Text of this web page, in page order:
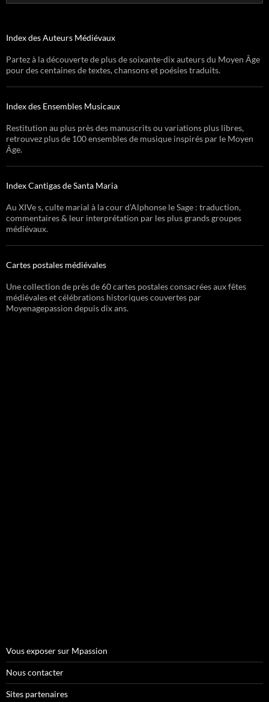
Index des Auteurs Médiévaux
Partez à la découverte de plus de soixante-dix auteurs du Moyen Âge
pour des centaines de textes, chansons et poésies traduits.
Index des Ensembles Musicaux
Restitution au plus près des manuscrits ou variations plus libres,
retrouvez plus de 100 ensembles de musique inspirés par le Moyen
Âge.
Index Cantigas de Santa Maria
Au XIVe s, culte marial à la cour d’Alphonse le Sage : traduction,
commentaires & leur interprétation par les plus grands groupes
médiévaux.
Cartes postales médiévales
Une collection de près de 60 cartes postales consacrées aux fêtes
médiévales et célébrations historiques couvertes par
Moyenagepassion depuis dix ans.
Vous exposer sur Mpassion
Nous contacter
Sites partenaires